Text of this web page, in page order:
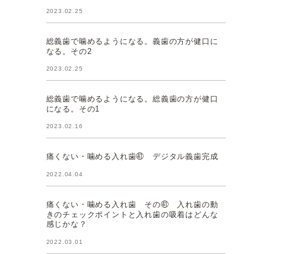
2023.02.25
総義歯で噛めるようになる。義歯の方が健口に
なる。その2
2023.02.25
総義歯で噛めるようになる。総義歯の方が健口
になる。その1
2023.02.16
痛くない・噛める入れ歯㊶ デジタル義歯完成
2022.04.04
痛くない・噛める入れ歯 その㊶ 入れ歯の動
きのチェックポイントと入れ歯の吸着はどんな
感じかな？
2022.03.01